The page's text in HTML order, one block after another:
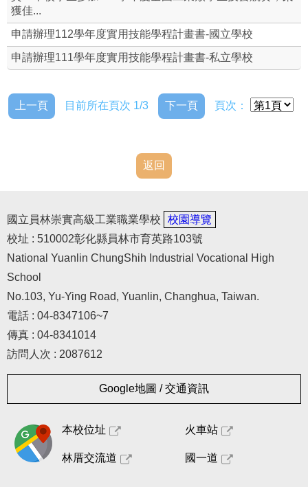
即測即評網
獲佳...
申請辦理112學年度實用技能學程計畫書-國立學校
申請辦理111學年度實用技能學程計畫書-私立學校
上一頁 目前所在頁次 1/3 下一頁 頁次：
返回
國立員林崇實高級工業職業學校
校園導覽
校址 : 510002彰化縣員林市育英路103號
National Yuanlin ChungShih Industrial Vocational High
School
No.103, Yu-Ying Road, Yuanlin, Changhua, Taiwan.
電話 : 04-8347106~7
傳真 : 04-8341014
訪問人次 : 2087612
Google地圖 / 交通資訊
本校位址 火車站
林厝交流道 國一道